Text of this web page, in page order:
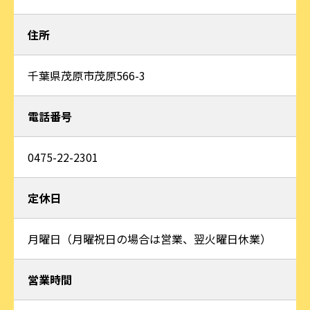
住所
千葉県茂原市茂原566-3
電話番号
0475-22-2301
定休日
月曜日（月曜祝日の場合は営業、翌火曜日休業）
営業時間